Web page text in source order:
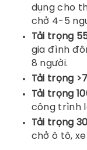
dụng cho
chở 4-5
Tải trọng
gia đình
8 người.
Tải trọng
Tải trọng
công trình
Tải trọng
chở ô tô,